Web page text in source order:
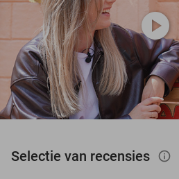
play_circle
Selectie van recensies info_outlined